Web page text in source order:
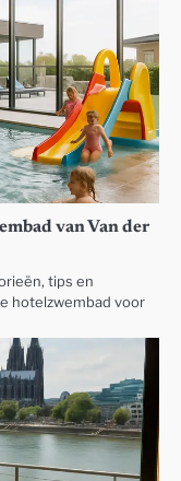
van Van der
tips en
hotelzwembad voor